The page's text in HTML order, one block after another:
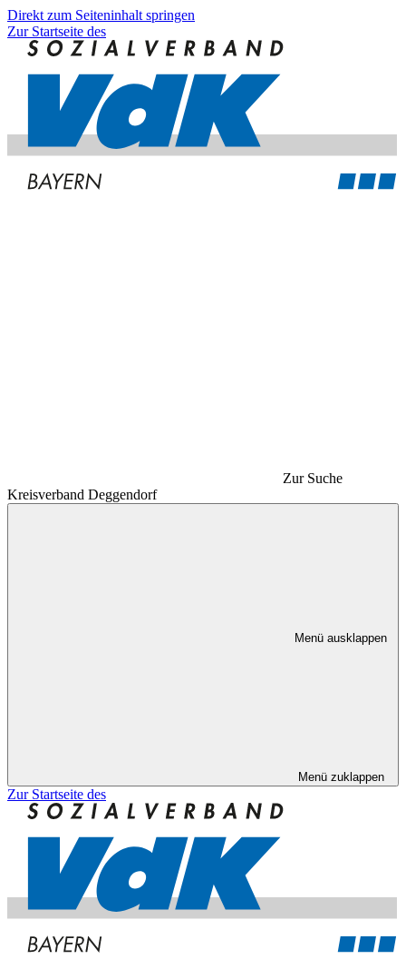
Direkt zum Seiteninhalt springen
Zur Startseite des
Zur Suche
Kreisverband Deggendorf
Menü ausklappen
Menü zuklappen
Zur Startseite des